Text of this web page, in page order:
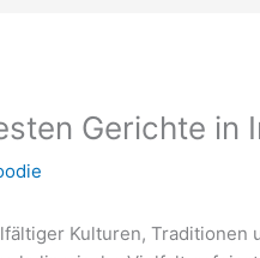
Gerichte in
Kulturen, Traditionen